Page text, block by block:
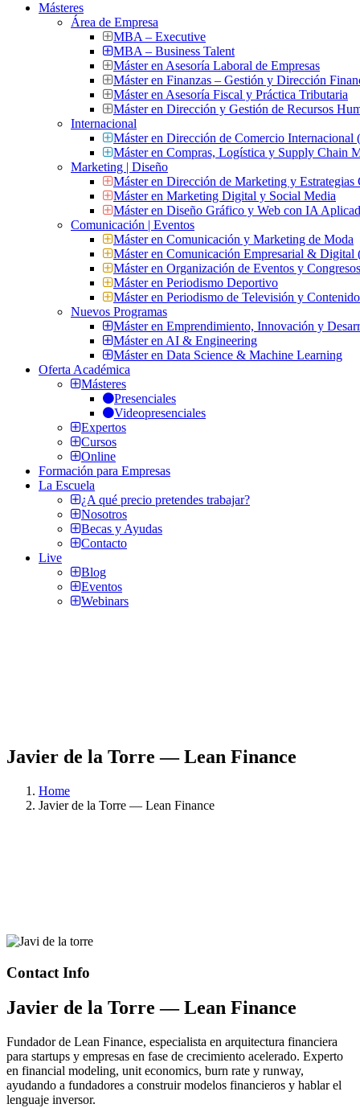
Másteres
Área de Empresa
MBA – Executive
MBA – Business Talent
Máster en Asesoría Laboral de Empresas
Máster en Finanzas – Gestión y Dirección
Máster en Asesoría Fiscal y Práctica Tributaria
Máster en Dirección y Gestión de Recursos
Internacional
Máster en Dirección de Comercio
Máster en Compras, Logística y Supply Chain
Marketing | Diseño
Máster en Dirección de Marketing y Estrategias
Máster en Marketing Digital y Social Media
Máster en Diseño Gráfico y Web con IA
Comunicación | Eventos
Máster en Comunicación y Marketing de Moda
Máster en Comunicación Empresarial &
Máster en Organización de Eventos y
Máster en Periodismo Deportivo
Máster en Periodismo de Televisión y
Nuevos Programas
Máster en Emprendimiento, Innovación y
Máster en AI & Engineering
Máster en Data Science & Machine Learning
Oferta Académica
Másteres
Presenciales
Videopresenciales
Expertos
Cursos
Online
Formación para Empresas
La Escuela
¿A qué precio pretendes trabajar?
Nosotros
Becas y Ayudas
Contacto
Live
Blog
Eventos
Webinars
Javier de la Torre — Lean Finance
Home
Javier de la Torre — Lean Finance
Contact Info
Javier de la Torre — Lean Finance
Fundador de Lean Finance, especialista en arquitectura financiera
para startups y empresas en fase de crecimiento acelerado. Experto
en financial modeling, unit economics, burn rate y runway,
ayudando a fundadores a construir modelos financieros y hablar el
lenguaje inversor.